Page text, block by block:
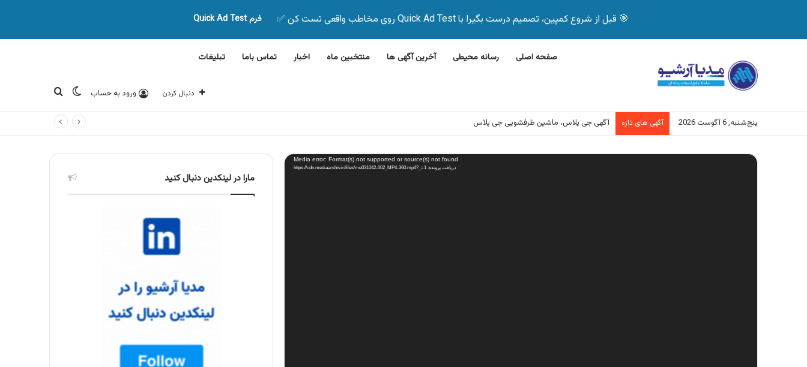
🎯 قبل از شروع کمپین، تصمیم درست بگیر! با Quick Ad Test روی مخاطب واقعی تست کن ✅ فرم Quick Ad Test
صفحه اصلی رسانه محیطی آخرین آگهی ها منتخبین ماه اخبار تماس باما تبلیغات
دنبال کردن ورود به حساب تغییر پوسته
جستجو برای
پنج‌شنبه, 6 آگوست 2026 آگهی های تازه آگهی جی پلاس، ماشین ظرفشویی جی پلاس
نمایشگر
ویدیو Media error: Format(s) not supported or source(s) not found
دریافت پرونده: https://cdn.mediaarshiv.ir/files/me031042-002_MP4-360.mp4?_=1
مارا در لینکدین دنبال کنید